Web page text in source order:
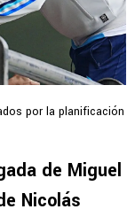
por la planificación
de Miguel
Nicolás